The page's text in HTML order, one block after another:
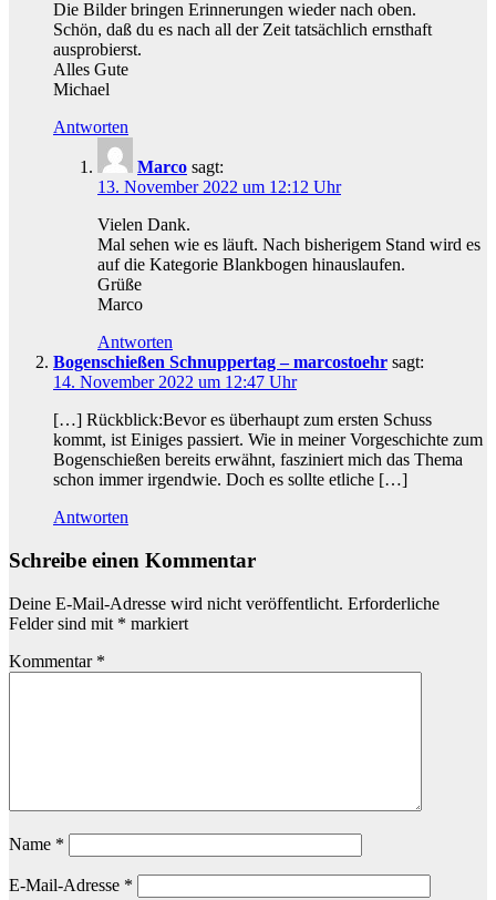
Die Bilder bringen Erinnerungen wieder nach oben.
Schön, daß du es nach all der Zeit tatsächlich ernsthaft
ausprobierst.
Alles Gute
Michael
Antworten
Marco sagt:
13. November 2022 um 12:12 Uhr
Vielen Dank.
Mal sehen wie es läuft. Nach bisherigem Stand wird es
auf die Kategorie Blankbogen hinauslaufen.
Grüße
Marco
Antworten
Bogenschießen Schnuppertag – marcostoehr sagt:
14. November 2022 um 12:47 Uhr
[…] Rückblick:Bevor es überhaupt zum ersten Schuss
kommt, ist Einiges passiert. Wie in meiner Vorgeschichte zum
Bogenschießen bereits erwähnt, fasziniert mich das Thema
schon immer irgendwie. Doch es sollte etliche […]
Antworten
Schreibe einen Kommentar
Deine E-Mail-Adresse wird nicht veröffentlicht. Erforderliche
Felder sind mit * markiert
Kommentar *
Name *
E-Mail-Adresse *